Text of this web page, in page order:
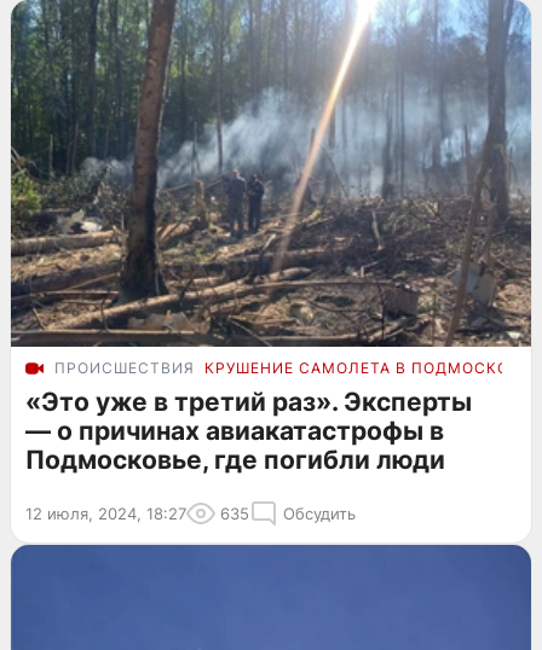
ПРОИСШЕСТВИЯ КРУШЕНИЕ САМОЛЕТА В ПОДМОСКОВЬЕ
«Это уже в третий раз». Эксперты
— о причинах авиакатастрофы в
Подмосковье, где погибли люди
12 июля, 2024, 18:27 635 Обсудить